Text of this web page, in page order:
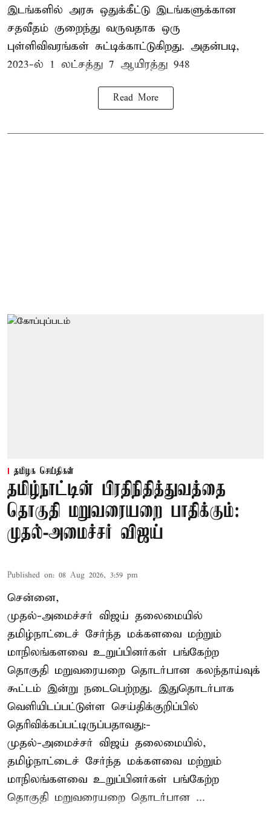
இடங்களில் அரசு ஒதுக்கீட்டு இடங்களுக்கான
சதவீதம் குறைந்து வருவதாக ஒரு
புள்ளிவிவரங்கள் சுட்டிக்காட்டுகிறது. அதன்படி,
2023-ல் 1 லட்சத்து 7 ஆயிரத்து 948
Read More
தமிழக செய்திகள்
தமிழ்நாட்டின் பிரதிநிதித்துவத்தை
தொகுதி மறுவரையறை பாதிக்கும்:
முதல்-அமைச்சர் விஜய்
Published on: 08 Aug 2026, 3:59 pm
சென்னை,
முதல்-அமைச்சர் விஜய் தலைமையில்
தமிழ்நாட்டைச் சேர்ந்த மக்களவை மற்றும்
மாநிலங்களவை உறுப்பினர்கள் பங்கேற்ற
தொகுதி மறுவரையறை தொடர்பான கலந்தாய்வுக்
கூட்டம் இன்று நடைபெற்றது. இதுதொடர்பாக
வெளியிடப்பட்டுள்ள செய்திக்குறிப்பில்
தெரிவிக்கப்பட்டிருப்பதாவது:-
முதல்-அமைச்சர் விஜய் தலைமையில்,
தமிழ்நாட்டைச் சேர்ந்த மக்களவை மற்றும்
மாநிலங்களவை உறுப்பினர்கள் பங்கேற்ற
தொகுதி மறுவரையறை தொடர்பான ...